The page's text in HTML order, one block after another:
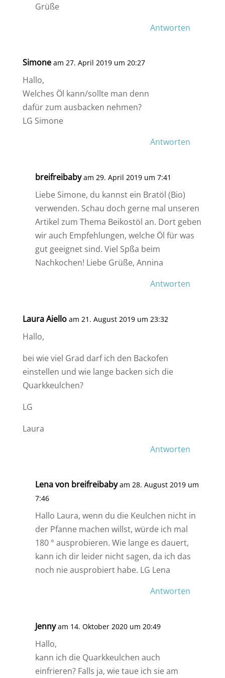
Grüße
Antworten
Simone am 27. April 2019 um 20:27
Hallo,
Welches Öl kann/sollte man denn
dafür zum ausbacken nehmen?
LG Simone
Antworten
breifreibaby am 29. April 2019 um 7:41
Liebe Simone, du kannst ein Bratöl (Bio)
verwenden. Schau doch gerne mal unseren
Artikel zum Thema Beikostöl an. Dort geben
wir auch Empfehlungen, welche Öl für was
gut geeignet sind. Viel Spßa beim
Nachkochen! Liebe Grüße, Annina
Antworten
Laura Aiello am 21. August 2019 um 23:32
Hallo,
bei wie viel Grad darf ich den Backofen
einstellen und wie lange backen sich die
Quarkkeulchen?
LG
Laura
Antworten
Lena von breifreibaby am 28. August 2019 um
7:46
Hallo Laura, wenn du die Keulchen nicht in
der Pfanne machen willst, würde ich mal
180 ° ausprobieren. Wie lange es dauert,
kann ich dir leider nicht sagen, da ich das
noch nie ausprobiert habe. LG Lena
Antworten
Jenny am 14. Oktober 2020 um 20:49
Hallo,
kann ich die Quarkkeulchen auch
einfrieren? Falls ja, wie taue ich sie am